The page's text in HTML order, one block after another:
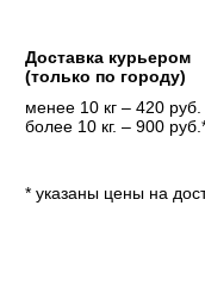
Доставка курьером
(только по городу)
менее 10 кг – 420 руб.
более 10 кг. – 900
* указаны цены на